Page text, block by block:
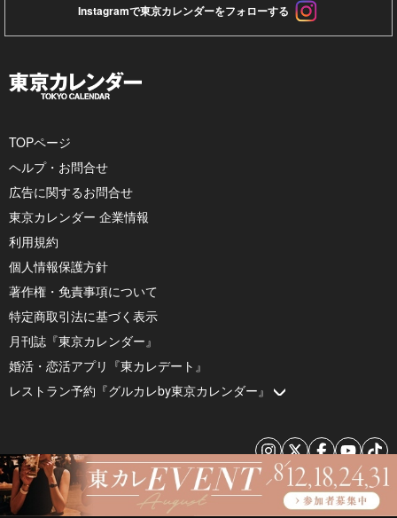
Instagramで東京カレンダーをフォローする
TOPページ
ヘルプ・お問合せ
広告に関するお問合せ
東京カレンダー 企業情報
利用規約
個人情報保護方針
著作権・免責事項について
特定商取引法に基づく表示
月刊誌『東京カレンダー』
婚活・恋活アプリ『東カレデート』
レストラン予約『グルカレby東京カレンダー』
© 2026 by Tokyo Calendar, Inc.